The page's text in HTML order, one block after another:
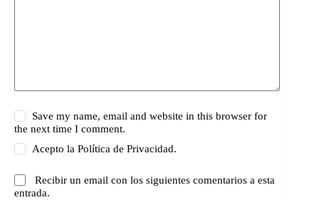
Save my name, email and website in this browser for
the next time I comment.
Acepto laPolítica de Privacidad.
Recibir un email con los siguientes comentarios a esta
entrada.